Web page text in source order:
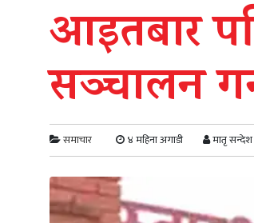
आइतबार
सञ्चालन
समाचार ४ महिना अगाडी मातृ सन्देश